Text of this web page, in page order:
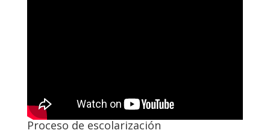
Proceso de escolarización